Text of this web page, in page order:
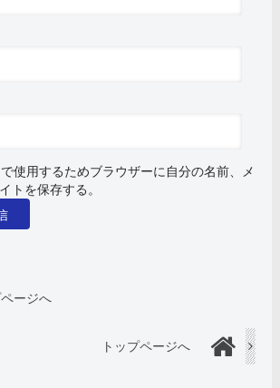
使用するためブラウザーに自分の名前、メ
トを保存する。
ページへ
トップページへ